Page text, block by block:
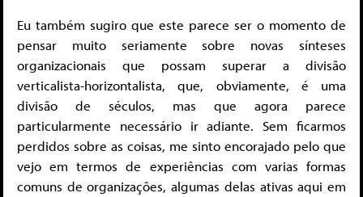
Eu também sugiro que este parece ser o momento de
pensar muito seriamente sobre novas sínteses
organizacionais que possam superar a divisão
verticalista-horizontalista, que, obviamente, é uma
divisão de séculos, mas que agora parece
particularmente necessário ir adiante. Sem ficarmos
perdidos sobre as coisas, me sinto encorajado pelo que
vejo em termos de experiências com varias formas
comuns de organizações, algumas delas ativas aqui em